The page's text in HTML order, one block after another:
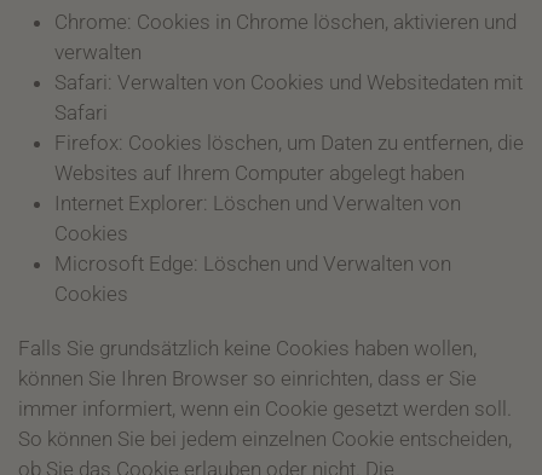
Chrome: Cookies in Chrome löschen, aktivieren und
verwalten
Safari: Verwalten von Cookies und Websitedaten mit
Safari
Firefox: Cookies löschen, um Daten zu entfernen, die
Websites auf Ihrem Computer abgelegt haben
Internet Explorer: Löschen und Verwalten von
Cookies
Microsoft Edge: Löschen und Verwalten von
Cookies
Falls Sie grundsätzlich keine Cookies haben wollen,
können Sie Ihren Browser so einrichten, dass er Sie
immer informiert, wenn ein Cookie gesetzt werden soll.
So können Sie bei jedem einzelnen Cookie entscheiden,
ob Sie das Cookie erlauben oder nicht. Die